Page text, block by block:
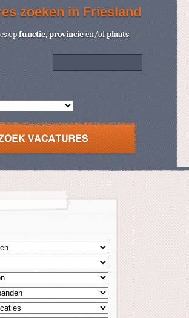
zoeken in Friesland
opfunctie,provincieen/ofplaats.